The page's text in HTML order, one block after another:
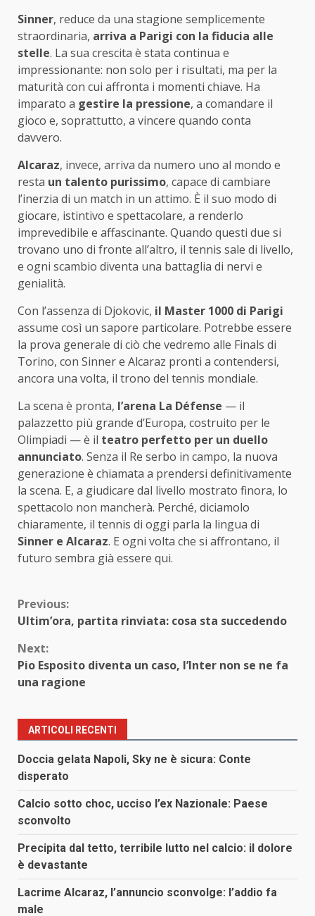
Sinner, reduce da una stagione semplicemente
straordinaria, arriva a Parigi con la fiducia alle
stelle. La sua crescita è stata continua e
impressionante: non solo per i risultati, ma per la
maturità con cui affronta i momenti chiave. Ha
imparato a gestire la pressione, a comandare il
gioco e, soprattutto, a vincere quando conta
davvero.
Alcaraz, invece, arriva da numero uno al mondo e
resta un talento purissimo, capace di cambiare
l’inerzia di un match in un attimo. È il suo modo di
giocare, istintivo e spettacolare, a renderlo
imprevedibile e affascinante. Quando questi due si
trovano uno di fronte all’altro, il tennis sale di livello,
e ogni scambio diventa una battaglia di nervi e
genialità.
Con l’assenza di Djokovic, il Master 1000 di Parigi
assume così un sapore particolare. Potrebbe essere
la prova generale di ciò che vedremo alle Finals di
Torino, con Sinner e Alcaraz pronti a contendersi,
ancora una volta, il trono del tennis mondiale.
La scena è pronta, l’arena La Défense — il
palazzetto più grande d’Europa, costruito per le
Olimpiadi — è il teatro perfetto per un duello
annunciato. Senza il Re serbo in campo, la nuova
generazione è chiamata a prendersi definitivamente
la scena. E, a giudicare dal livello mostrato finora, lo
spettacolo non mancherà. Perché, diciamolo
chiaramente, il tennis di oggi parla la lingua di
Sinner e Alcaraz. E ogni volta che si affrontano, il
futuro sembra già essere qui.
Continue
Reading
Previous:
Ultim’ora, partita rinviata: cosa sta succedendo
Next:
Pio Esposito diventa un caso, l’Inter non se ne fa
una ragione
ARTICOLI RECENTI
Doccia gelata Napoli, Sky ne è sicura: Conte
disperato
Calcio sotto choc, ucciso l’ex Nazionale: Paese
sconvolto
Precipita dal tetto, terribile lutto nel calcio: il dolore
è devastante
Lacrime Alcaraz, l’annuncio sconvolge: l’addio fa
male